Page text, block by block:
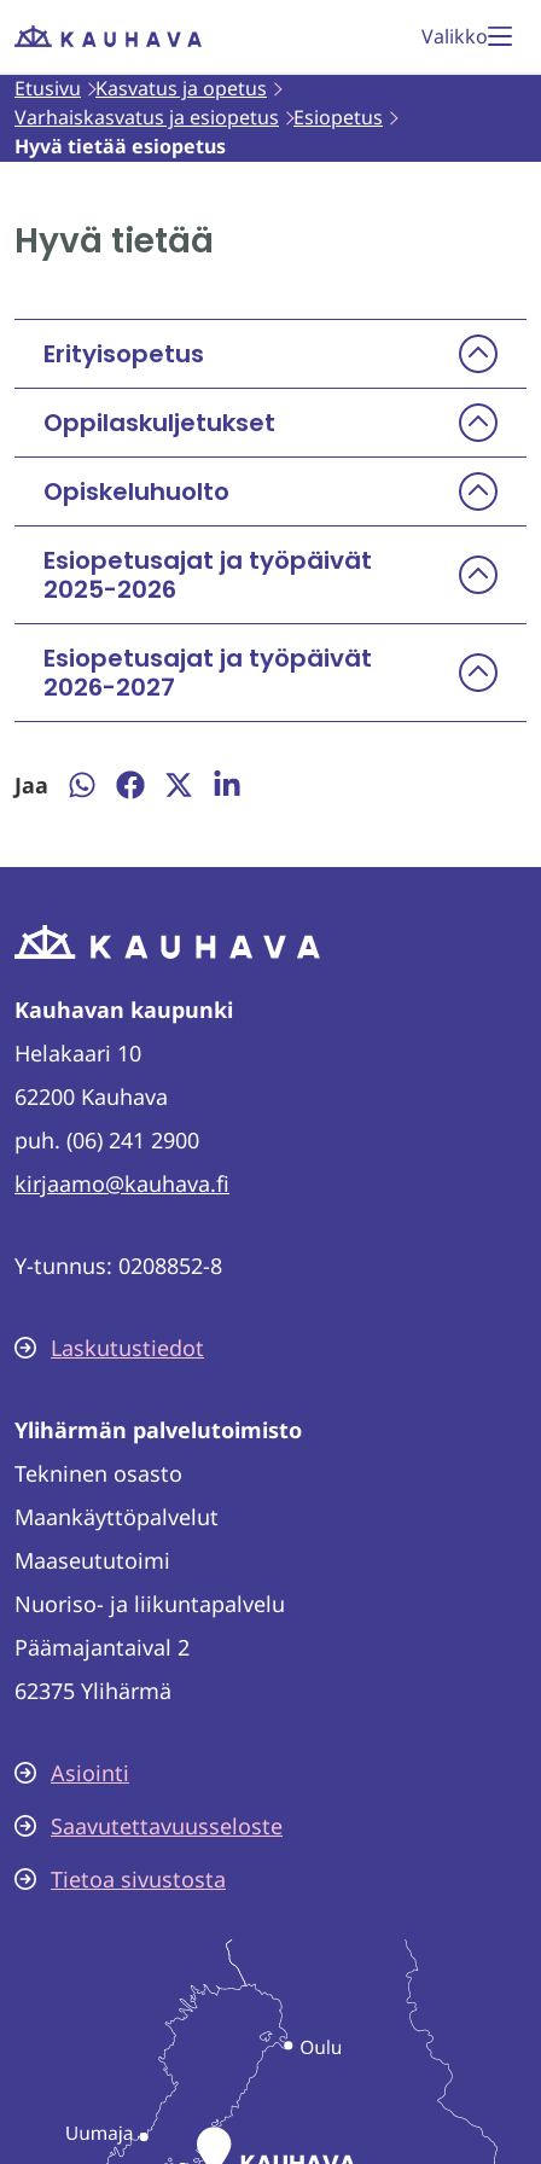
Siirry
Etusivu
Valikko
Etusivu Kasvatus ja opetus
Varhaiskasvatus ja esiopetus Esiopetus
Hyvä tietää esiopetus
Hyvä tietää
Erityisopetus
Oppilaskuljetukset
Opiskeluhuolto
Esiopetusajat ja työpäivät
2025-2026
Esiopetusajat ja työpäivät
2026-2027
Jaa
Jaa
Jaa
Jaa
Jaa
Kauhavan kaupunki
Helakaari 10
62200 Kauhava
puh. (06) 241 2900
kirjaamo@kauhava.fi
Y-tunnus: 0208852-8
Laskutustiedot
Ylihärmän palvelutoimisto
Tekninen osasto
Maankäyttöpalvelut
Maaseututoimi
Nuoriso- ja liikuntapalvelu
Päämajantaival 2
62375 Ylihärmä
Asiointi
Saavutettavuusseloste
Tietoa sivustosta